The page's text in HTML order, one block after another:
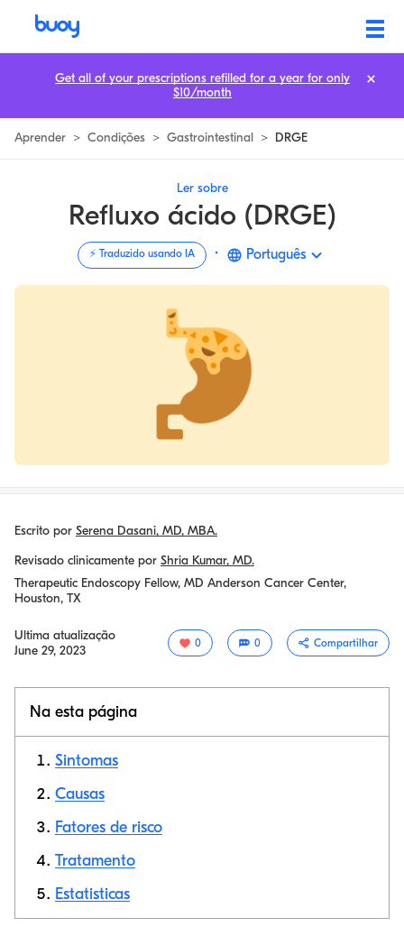
Aprender > Condições > Gastrointestinal > DRGE
Ler sobre
Refluxo ácido (DRGE)
⚡️ Traduzido usando IA · Português
Escrito por Serena Dasani, MD, MBA.
Revisado clinicamente por Shria Kumar, MD.
Therapeutic Endoscopy Fellow, MD Anderson Cancer Center,
Houston, TX
Ultima atualização
June 29, 2023
0 0 Compartilhar
Na esta página
Sintomas
Causas
Fatores de risco
Tratamento
Estatisticas
Get all of your prescriptions refilled for a year for only
$10/month